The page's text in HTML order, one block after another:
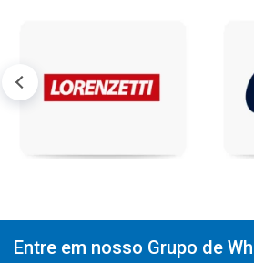
Entre em nosso Grupo de